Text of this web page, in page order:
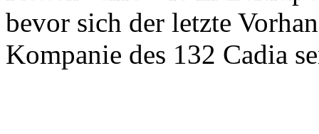
bevor sich der letzte
Kompanie des 132 Cadia